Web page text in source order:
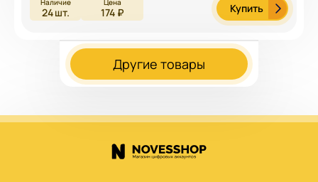
24шт. 174 ₽ Купить
Другие товары